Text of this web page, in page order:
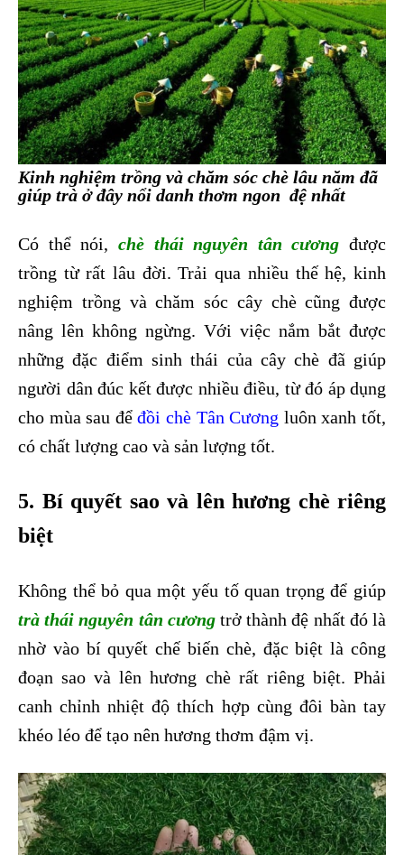
Kinh nghiệm trồng và chăm sóc chè lâu năm đã
giúp trà ở đây nổi danh thơm ngon đệ nhất
Có thể nói, chè thái nguyên tân cương được
trồng từ rất lâu đời. Trải qua nhiều thế hệ, kinh
nghiệm trồng và chăm sóc cây chè cũng được
nâng lên không ngừng. Với việc nắm bắt được
những đặc điểm sinh thái của cây chè đã giúp
người dân đúc kết được nhiều điều, từ đó áp dụng
cho mùa sau đểđồi chè Tân Cương luôn xanh tốt,
có chất lượng cao và sản lượng tốt.
5. Bí quyết sao và lên hương chè riêng
biệt
Không thể bỏ qua một yếu tố quan trọng để giúp
trà thái nguyên tân cương trở thành đệ nhất đó là
nhờ vào bí quyết chế biến chè, đặc biệt là công
đoạn sao và lên hương chè rất riêng biệt. Phải
canh chỉnh nhiệt độ thích hợp cùng đôi bàn tay
khéo léo để tạo nên hương thơm đậm vị.